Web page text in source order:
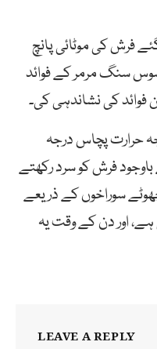
فرش کی موٹائی پانچ
سنگ مرمر کے فوائد
فوائد کی نشاندہی کی۔
حرارت پچاس درجہ
فرش کو سرد رکھتے
سوراخوں کے ذریعے
اور دن کے وقت یہ
LEAVE A REPLY